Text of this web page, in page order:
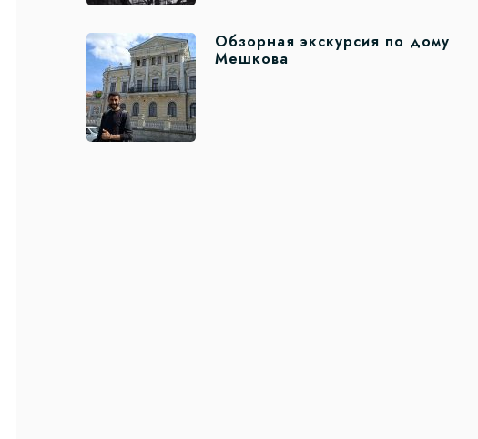
Обзорная экскурсия по дому
Мешкова